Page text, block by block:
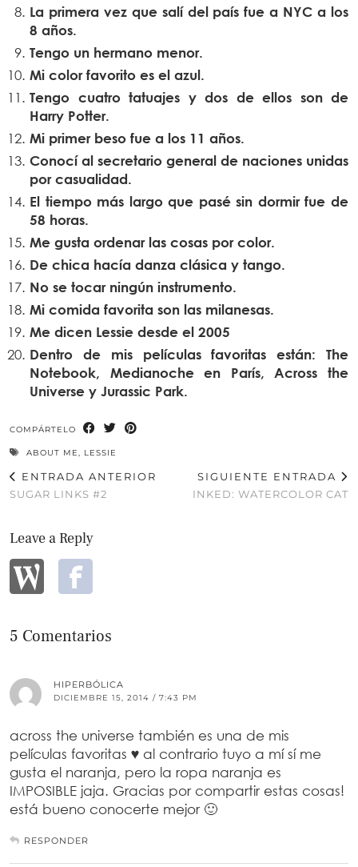
La primera vez que salí del país fue a NYC a los
8 años.
Tengo un hermano menor.
Mi color favorito es el azul.
Tengo cuatro tatuajes y dos de ellos son de
Harry Potter.
Mi primer beso fue a los 11 años.
Conocí al secretario general de naciones unidas
por casualidad.
El tiempo más largo que pasé sin dormir fue de
58 horas.
Me gusta ordenar las cosas por color.
De chica hacía danza clásica y tango.
No se tocar ningún instrumento.
Mi comida favorita son las milanesas.
Me dicen Lessie desde el 2005
Dentro de mis películas favoritas están: The
Notebook, Medianoche en París, Across the
Universe y Jurassic Park.
COMPÁRTELO
ABOUT ME, LESSIE
ENTRADA ANTERIOR
SUGAR LINKS #2
SIGUIENTE ENTRADA
INKED: WATERCOLOR CAT
Leave a Reply
5 Comentarios
HIPERBÓLICA
DICIEMBRE 15, 2014 / 7:43 PM
across the universe también es una de mis
películas favoritas ♥ al contrario tuyo a mí sí me
gusta el naranja, pero la ropa naranja es
IMPOSIBLE jaja. Gracias por compartir estas cosas!
está bueno conocerte mejor 🙂
RESPONDER